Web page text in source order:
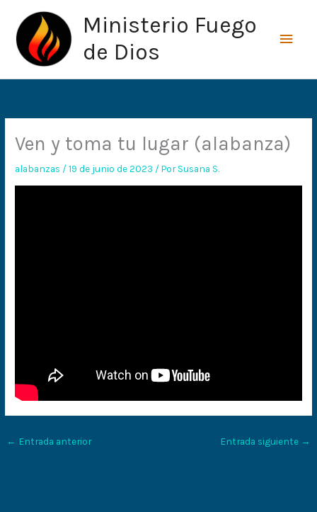
contenido
Ministerio Fuego
de Dios
Ven y toma tu lugar (alabanza)
alabanzas /19 de junio de 2023 / PorSusana S.
← Entrada anterior Entrada siguiente →